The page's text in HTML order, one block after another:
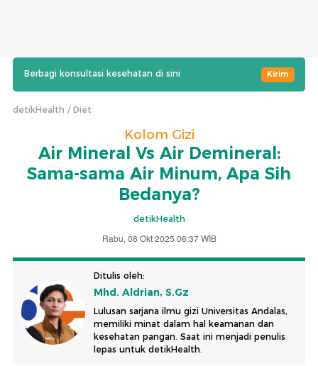
Berbagi konsultasi kesehatan di sini Kirim
detikHealth Diet
Kolom Gizi
Air Mineral Vs Air Demineral:
Sama-sama Air Minum, Apa Sih
Bedanya?
detikHealth
Rabu, 08 Okt 2025 06:37 WIB
Ditulis oleh:
Mhd. Aldrian, S.Gz
Lulusan sarjana ilmu gizi Universitas Andalas,
memiliki minat dalam hal keamanan dan
kesehatan pangan. Saat ini menjadi penulis
lepas untuk detikHealth.